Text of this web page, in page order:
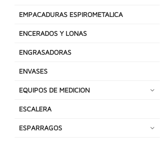
EMPACADURAS ESPIROMETALICA
ENCERADOS Y LONAS
ENGRASADORAS
ENVASES
EQUIPOS DE MEDICION
ESCALERA
ESPARRAGOS